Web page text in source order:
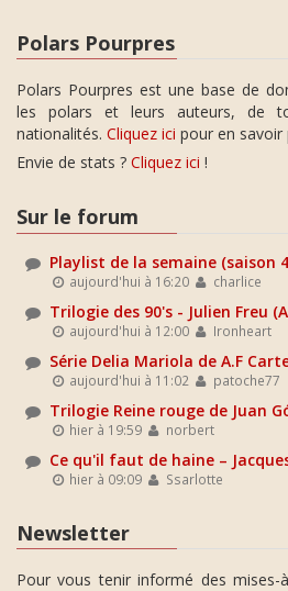
Polars Pourpres
Polars Pourpres est une base de
les polars et leurs auteurs, de
nationalités. Cliquez ici pour en savoir
Envie de stats ? Cliquez ici !
Sur le forum
Playlist de la semaine (saison
aujourd'hui à 16:20 charlice
Trilogie des 90's - Julien Freu
aujourd'hui à 12:00 Ironheart
Série Delia Mariola de A.F
aujourd'hui à 11:02 patoche77
Trilogie Reine rouge de Juan
hier à 19:59 norbert
Ce qu'il faut de haine –
hier à 09:09 Ssarlotte
Newsletter
Pour vous tenir informé des mises-